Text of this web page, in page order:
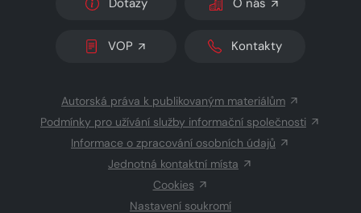
Dotazy O nás
VOP Kontakty
Autorská práva k publikovaným materiálům
Podmínky pro užívání služby informační společnosti
Informace o zpracování osobních údajů
Jednotná kontaktní místa
Cookies
Nastavení soukromí